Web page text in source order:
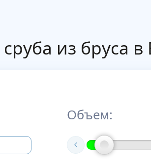
сруба из бруса в
Объем: